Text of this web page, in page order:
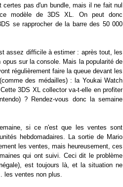
pas d'un bundle, mais il ne fait nul
modèle de 3DS XL. On peut donc
se rapprocher de la barre des 50 000
assez difficile à estimer : après tout, les
sur la console. Mais la popularité de
régulièrement faire la queue devant les
des médailles) : la Youkai Watch
3DS XL collector va-t-elle en profiter
? Rendez-vous donc la semaine
si ce n'est que les ventes sont
hebdomadaires. La sortie de Mario
les ventes, mais heureusement, ces
qui ont suivi. Ceci dit le problème
est toujours là, et la situation ne
les ventes non plus.